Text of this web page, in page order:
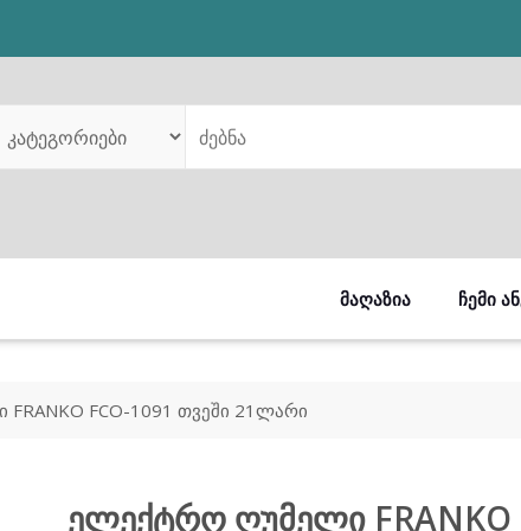
ᲛᲐᲦᲐᲖᲘᲐ ᲩᲔᲛᲘ
FCO-1091 თვეში 21ლარი
ელექტრო ღუმელი FRANKO